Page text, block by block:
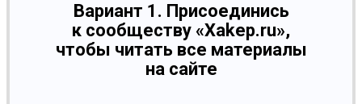
Вариант 1. Присоединись
к сообществу «Xakep.ru»,
чтобы читать все материалы
на сайте